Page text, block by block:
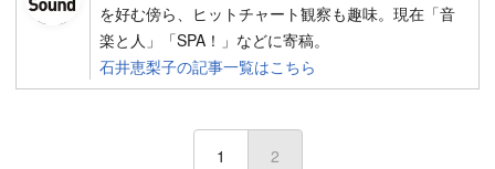
を好む傍ら、ヒットチャート観察も趣味。現在「音
楽と人」「SPA！」などに寄稿。
石井恵梨子の記事一覧はこちら
1 2